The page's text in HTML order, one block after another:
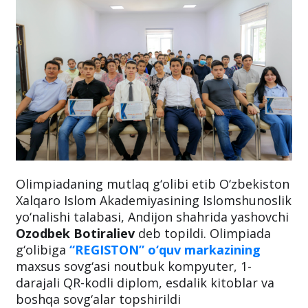
Olimpiadaning mutlaq g‘olibi etib O‘zbekiston
Xalqaro Islom Akademiyasining Islomshunoslik
yo‘nalishi talabasi, Andijon shahrida yashovchi
Ozodbek Botiraliev deb topildi. Olimpiada
g‘olibiga “REGISTON” o‘quv markazining
maxsus sovg‘asi noutbuk kompyuter, 1-
darajali QR-kodli diplom, esdalik kitoblar va
boshqa sovg‘alar topshirildi